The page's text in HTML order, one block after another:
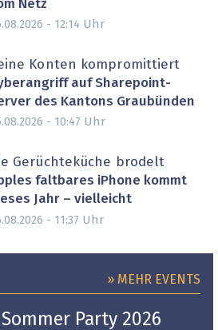
Netz
- 12:14 Uhr
Konten kompromittiert
auf Sharepoint-
des Kantons Graubünden
- 10:47 Uhr
Gerüchteküche brodelt
faltbares iPhone kommt
Jahr – vielleicht
- 11:37 Uhr
» MEHR EVENTS
Party 2026